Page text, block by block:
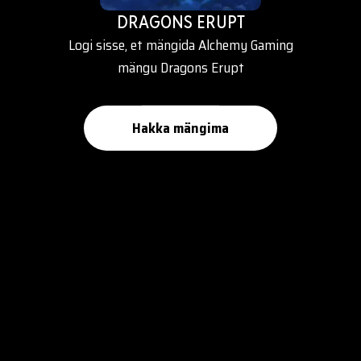
DRAGONS ERUPT
Logi sisse, et mängida Alchemy Gaming
mängu Dragons Erupt
Hakka mängima